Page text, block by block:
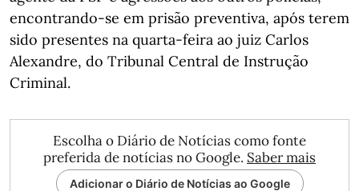
encontrando-se em prisão preventiva, após terem
sido presentes na quarta-feira ao juiz Carlos
Alexandre, do Tribunal Central de Instrução
Criminal.
Escolha o Diário de Notícias como fonte
preferida de notícias no Google. Saber mais
Adicionar o Diário de Notícias ao Google